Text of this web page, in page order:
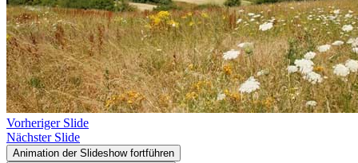
Vorheriger Slide
Nächster Slide
Animation der Slideshow fortführen